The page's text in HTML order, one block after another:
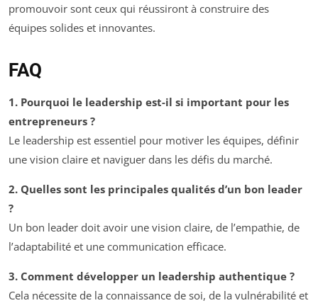
promouvoir sont ceux qui réussiront à construire des
équipes solides et innovantes.
FAQ
1. Pourquoi le leadership est-il si important pour les
entrepreneurs ?
Le leadership est essentiel pour motiver les équipes, définir
une vision claire et naviguer dans les défis du marché.
2. Quelles sont les principales qualités d’un bon leader
?
Un bon leader doit avoir une vision claire, de l’empathie, de
l’adaptabilité et une communication efficace.
3. Comment développer un leadership authentique ?
Cela nécessite de la connaissance de soi, de la vulnérabilité et